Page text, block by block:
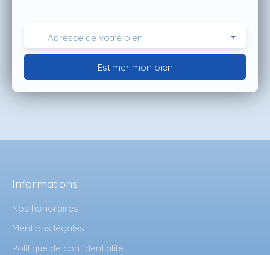
Adresse de votre bien
Estimer mon bien
Informations
Nos honoraires
Mentions légales
Politique de confidentialité